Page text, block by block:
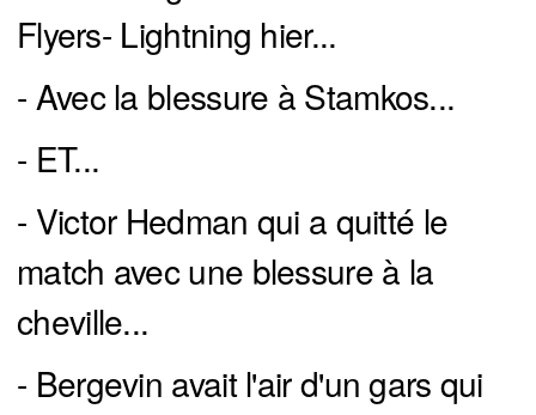
Flyers- Lightning hier...
- Avec la blessure à Stamkos...
- ET...
- Victor Hedman qui a quitté le
match avec une blessure à la
cheville...
- Bergevin avait l'air d'un gars qui